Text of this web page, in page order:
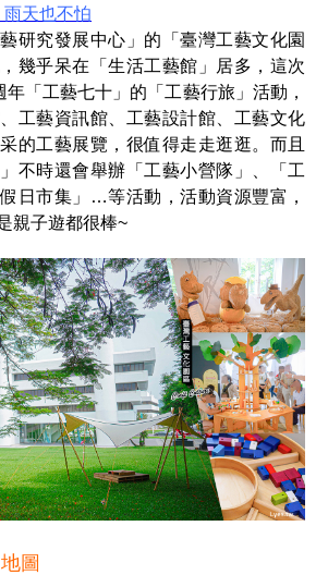
天也不怕
研究發展中心」的「臺灣工藝文化園
幾乎呆在「生活工藝館」居多，這次
「工藝七十」的「工藝行旅」活動，
工藝資訊館、工藝設計館、工藝文化
的工藝展覽，很值得走走逛逛。而且
不時還會舉辦「工藝小營隊」、「工
日市集」…等活動，活動資源豐富，
親子遊都很棒~
圖